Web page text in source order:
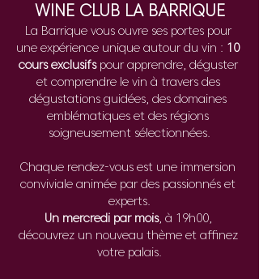
WINE CLUB LA BARRIQUE
La Barrique vous ouvre ses portes pour
une expérience unique autour du vin : 10
cours exclusifs pour apprendre, déguster
et comprendre le vin à travers des
dégustations guidées, des domaines
emblématiques et des régions
soigneusement sélectionnées.
Chaque rendez-vous est une immersion
conviviale animée par des passionnés et
experts.
Un mercredi par mois, à 19h00,
découvrez un nouveau thème et affinez
votre palais.